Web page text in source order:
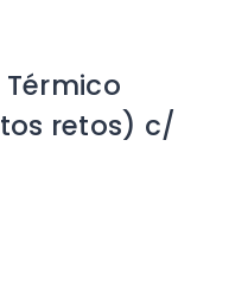
retos) c/